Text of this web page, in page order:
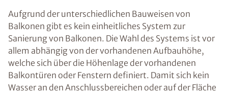
Aufgrund der unterschiedlichen Bauweisen von
Balkonen gibt es kein einheitliches System zur
Sanierung von Balkonen. Die Wahl des Systems ist vor
allem abhängig von der vorhandenen Aufbauhöhe,
welche sich über die Höhenlage der vorhandenen
Balkontüren oder Fenstern definiert. Damit sich kein
Wasser an den Anschlussbereichen oder auf der Fläche